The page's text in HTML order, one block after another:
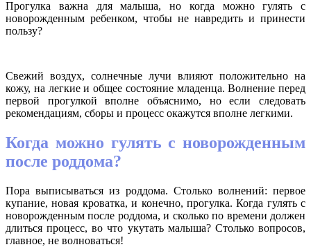
Прогулка важна для малыша, но когда можно гулять с
новорожденным ребенком, чтобы не навредить и принести
пользу?
Свежий воздух, солнечные лучи влияют положительно на
кожу, на легкие и общее состояние младенца. Волнение перед
первой прогулкой вполне объяснимо, но если следовать
рекомендациям, сборы и процесс окажутся вполне легкими.
Когда можно гулять с новорожденным
после роддома?
Пора выписываться из роддома. Столько волнений: первое
купание, новая кроватка, и конечно, прогулка. Когда гулять с
новорожденным после роддома, и сколько по времени должен
длиться процесс, во что укутать малыша? Столько вопросов,
главное, не волноваться!